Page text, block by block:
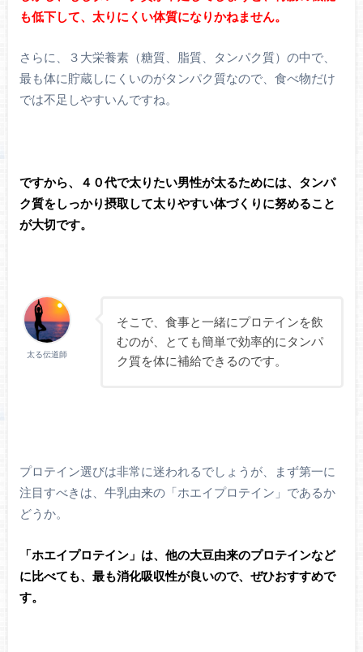
も低下して、太りにくい体質になりかねません。
さらに、３大栄養素（糖質、脂質、タンパク質）の中で、
最も体に貯蔵しにくいのがタンパク質なので、食べ物だけ
では不足しやすいんですね。
ですから、４０代で太りたい男性が太るためには、タンパ
ク質をしっかり摂取して太りやすい体づくりに努めること
が大切です。
太る伝道師
そこで、食事と一緒にプロテインを飲
むのが、とても簡単で効率的にタンパ
ク質を体に補給できるのです。
プロテイン選びは非常に迷われるでしょうが、まず第一に
注目すべきは、牛乳由来の「ホエイプロテイン」であるか
どうか。
「ホエイプロテイン」は、他の大豆由来のプロテインなど
に比べても、最も消化吸収性が良いので、ぜひおすすめで
す。